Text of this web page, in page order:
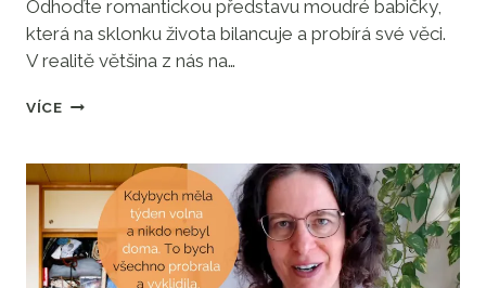
Odhoďte romantickou představu moudré babičky,
která na sklonku života bilancuje a probírá své věci.
V realitě většina z nás na…
VÍCEVĚK
VYKLÍZENÍ?
ZJISTILA
JSEM,
ŽE
SE
TO